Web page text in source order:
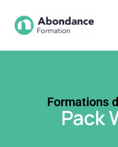
Formations
Pack